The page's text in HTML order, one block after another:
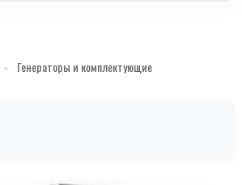
- Генераторы и комплектующие